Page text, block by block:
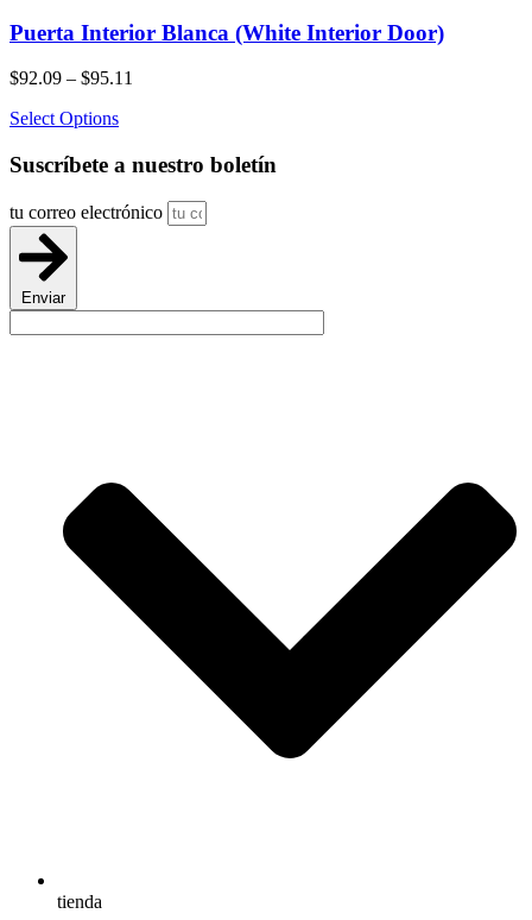
Puerta Interior Blanca (White Interior Door)
$92.09 – $95.11
$95.11
Select Options
Suscríbete a nuestro boletín
tu correo electrónico
Enviar
tienda